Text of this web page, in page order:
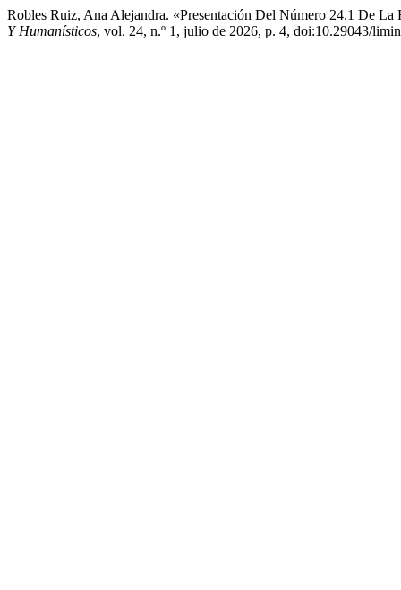
Robles Ruiz, Ana Alejandra. «Presentación Del Número 24.1 De
Y Humanísticos, vol. 24, n.º 1, julio de 2026, p. 4, doi:10.29043/